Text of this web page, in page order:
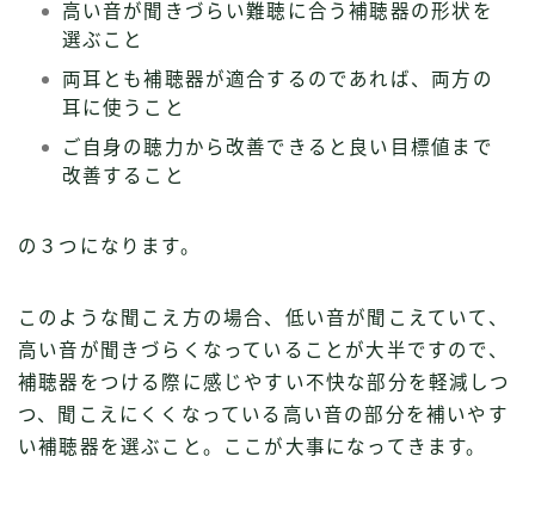
高い音が聞きづらい難聴に合う補聴器の形状を
選ぶこと
両耳とも補聴器が適合するのであれば、両方の
耳に使うこと
ご自身の聴力から改善できると良い目標値まで
改善すること
の３つになります。
このような聞こえ方の場合、低い音が聞こえていて、
高い音が聞きづらくなっていることが大半ですので、
補聴器をつける際に感じやすい不快な部分を軽減しつ
つ、聞こえにくくなっている高い音の部分を補いやす
い補聴器を選ぶこと。ここが大事になってきます。